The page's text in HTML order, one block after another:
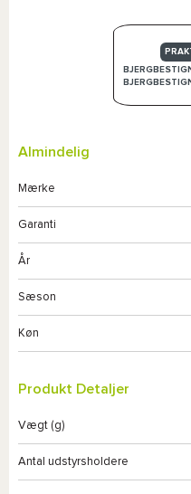
Almindelig
Mærke
Garanti
År
Sæson
Køn
Produkt Detaljer
Vægt (g)
Antal udstyrsholdere